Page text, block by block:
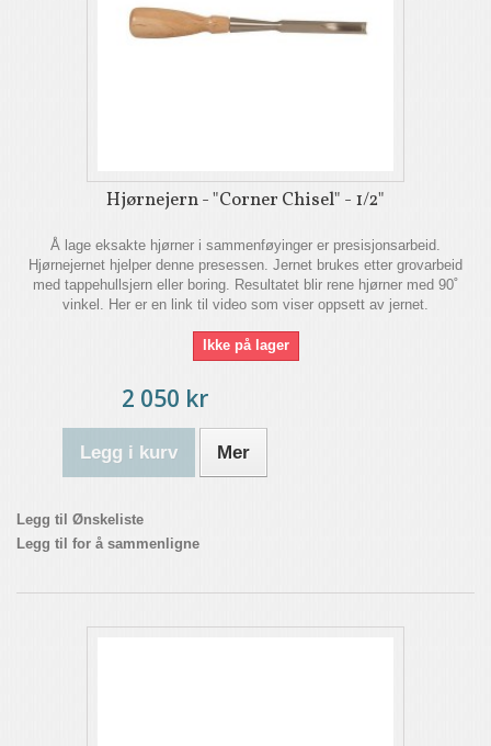
Hjørnejern - "Corner Chisel" - 1/2"
Å lage eksakte hjørner i sammenføyinger er presisjonsarbeid.
Hjørnejernet hjelper denne presessen. Jernet brukes etter grovarbeid
med tappehullsjern eller boring. Resultatet blir rene hjørner med 90˚
vinkel. Her er en link til video som viser oppsett av jernet.
Ikke på lager
2 050 kr
Legg i kurv Mer
Legg til Ønskeliste
Legg til for å sammenligne